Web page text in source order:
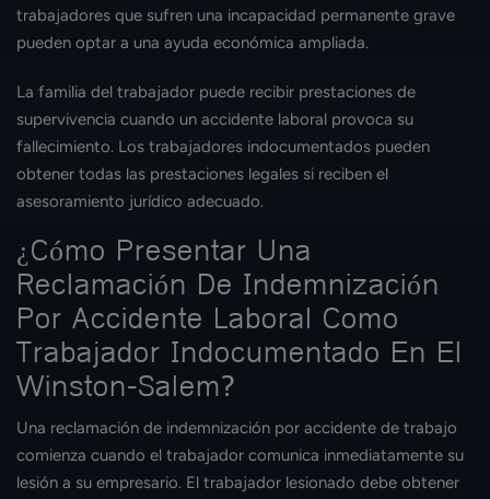
trabajadores que sufren una incapacidad permanente grave
pueden optar a una ayuda económica ampliada.
La familia del trabajador puede recibir prestaciones de
supervivencia cuando un accidente laboral provoca su
fallecimiento. Los trabajadores indocumentados pueden
obtener todas las prestaciones legales si reciben el
asesoramiento jurídico adecuado.
¿Cómo Presentar Una
Reclamación De Indemnización
Por Accidente Laboral Como
Trabajador Indocumentado En El
Winston-Salem?
Una reclamación de indemnización por accidente de trabajo
comienza cuando el trabajador comunica inmediatamente su
lesión a su empresario. El trabajador lesionado debe obtener